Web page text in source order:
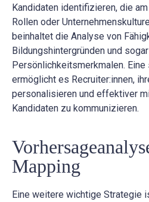
Kandidaten identifizieren, die
Rollen oder
beinhaltet die Analyse von
Bildungshintergründen und sogar
Persönlichkeitsmerkmalen.
ermöglicht es Recruiter:innen,
personalisieren und effektiver
Kandidaten zu kommunizieren.
Mapping
Eine weitere wichtige Strategie